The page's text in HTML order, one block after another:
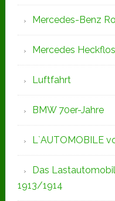
Mercedes-Benz
Mercedes
Luftfahrt
BMW 70er-Jahre
L`AUTOMOBILE
Das
1913/1914